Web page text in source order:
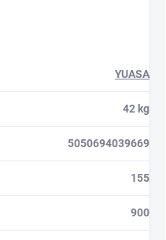
YUASA
42 kg
5050694039669
155
900